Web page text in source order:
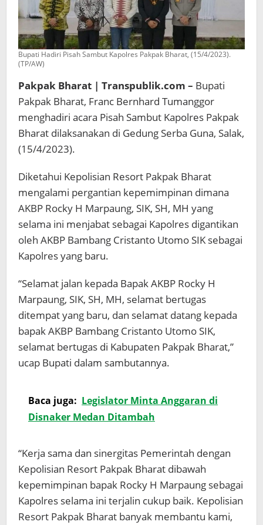
Bupati Hadiri Pisah Sambut Kapolres Pakpak Bharat, (15/4/2023).
(TP/AW)
Pakpak Bharat | Transpublik.com – Bupati
Pakpak Bharat, Franc Bernhard Tumanggor
menghadiri acara Pisah Sambut Kapolres Pakpak
Bharat dilaksanakan di Gedung Serba Guna, Salak,
(15/4/2023).
Diketahui Kepolisian Resort Pakpak Bharat
mengalami pergantian kepemimpinan dimana
AKBP Rocky H Marpaung, SIK, SH, MH yang
selama ini menjabat sebagai Kapolres digantikan
oleh AKBP Bambang Cristanto Utomo SIK sebagai
Kapolres yang baru.
“Selamat jalan kepada Bapak AKBP Rocky H
Marpaung, SIK, SH, MH, selamat bertugas
ditempat yang baru, dan selamat datang kepada
bapak AKBP Bambang Cristanto Utomo SIK,
selamat bertugas di Kabupaten Pakpak Bharat,”
ucap Bupati dalam sambutannya.
Baca juga: Legislator Minta Anggaran di
Disnaker Medan Ditambah
“Kerja sama dan sinergitas Pemerintah dengan
Kepolisian Resort Pakpak Bharat dibawah
kepemimpinan bapak Rocky H Marpaung sebagai
Kapolres selama ini terjalin cukup baik. Kepolisian
Resort Pakpak Bharat banyak membantu kami,